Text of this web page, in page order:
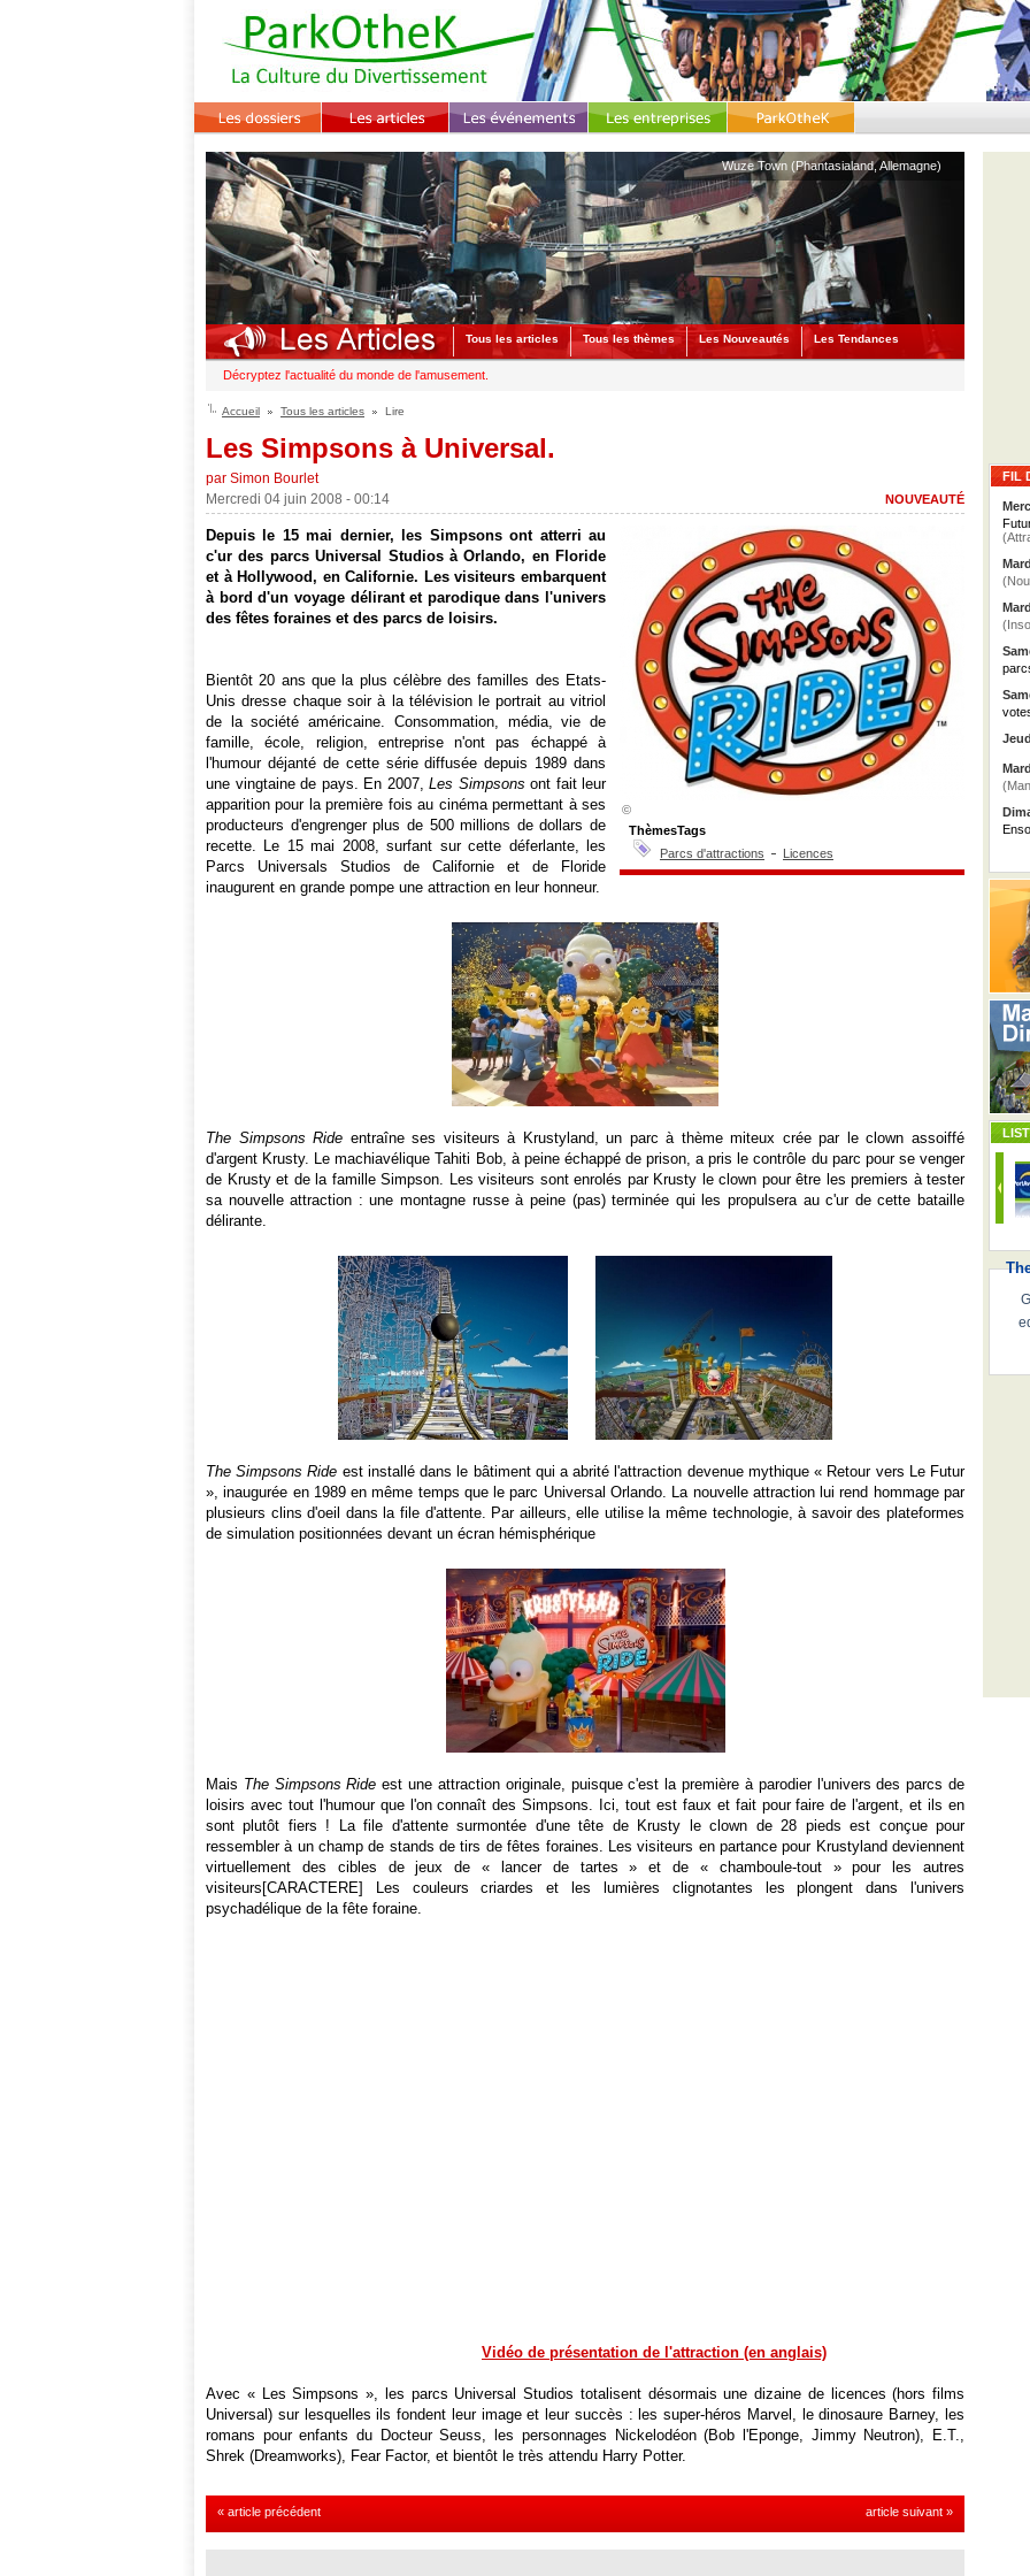
Wuze Town (Phantasialand, Allemagne)
Tous les articles Tous les thèmes Les Nouveautés Les Tendances
Décryptez l'actualité du monde de l'amusement.
Accueil Tous les articles Lire
Les Simpsons à Universal.
par Simon Bourlet
NOUVEAUTÉ
Mercredi 04 juin 2008 - 00:14
©
ThèmesTags
Parcs d'attractions
Licences
Depuis le 15 mai dernier, les Simpsons ont atterri au
c'ur des parcs Universal Studios à Orlando, en Floride
et à Hollywood, en Californie. Les visiteurs embarquent
à bord d'un voyage délirant et parodique dans l'univers
des fêtes foraines et des parcs de loisirs.
Bientôt 20 ans que la plus célèbre des familles des Etats-
Unis dresse chaque soir à la télévision le portrait au vitriol
de la société américaine. Consommation, média, vie de
famille, école, religion, entreprise n'ont pas échappé à
l'humour déjanté de cette série diffusée depuis 1989 dans
une vingtaine de pays. En 2007, Les Simpsons ont fait leur
apparition pour la première fois au cinéma permettant à ses
producteurs d'engrenger plus de 500 millions de dollars de
recette. Le 15 mai 2008, surfant sur cette déferlante, les
Parcs Universals Studios de Californie et de Floride
inaugurent en grande pompe une attraction en leur honneur.
The Simpsons Ride entraîne ses visiteurs à Krustyland, un parc à thème miteux crée par le clown assoiffé
d'argent Krusty. Le machiavélique Tahiti Bob, à peine échappé de prison, a pris le contrôle du parc pour se venger
de Krusty et de la famille Simpson. Les visiteurs sont enrolés par Krusty le clown pour être les premiers à tester
sa nouvelle attraction : une montagne russe à peine (pas) terminée qui les propulsera au c'ur de cette bataille
délirante.
The Simpsons Ride est installé dans le bâtiment qui a abrité l'attraction devenue mythique « Retour vers Le Futur
», inaugurée en 1989 en même temps que le parc Universal Orlando. La nouvelle attraction lui rend hommage par
plusieurs clins d'oeil dans la file d'attente. Par ailleurs, elle utilise la même technologie, à savoir des plateformes
de simulation positionnées devant un écran hémisphérique
Mais The Simpsons Ride est une attraction originale, puisque c'est la première à parodier l'univers des parcs de
loisirs avec tout l'humour que l'on connaît des Simpsons. Ici, tout est faux et fait pour faire de l'argent, et ils en
sont plutôt fiers ! La file d'attente surmontée d'une tête de Krusty le clown de 28 pieds est conçue pour
ressembler à un champ de stands de tirs de fêtes foraines. Les visiteurs en partance pour Krustyland deviennent
virtuellement des cibles de jeux de « lancer de tartes » et de « chamboule-tout » pour les autres
visiteurs[CARACTERE] Les couleurs criardes et les lumières clignotantes les plongent dans l'univers
psychadélique de la fête foraine.
Vidéo de présentation de l'attraction (en anglais)
Avec « Les Simpsons », les parcs Universal Studios totalisent désormais une dizaine de licences (hors films
Universal) sur lesquelles ils fondent leur image et leur succès : les super-héros Marvel, le dinosaure Barney, les
romans pour enfants du Docteur Seuss, les personnages Nickelodéon (Bob l'Eponge, Jimmy Neutron), E.T.,
Shrek (Dreamworks), Fear Factor, et bientôt le très attendu Harry Potter.
« article précédent article suivant »
FIL